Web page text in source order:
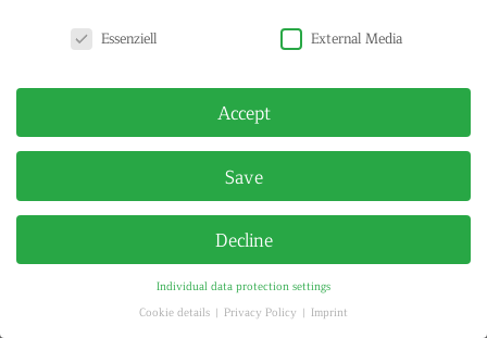
Essenziell
External Media
Accept
Save
Decline
Individual data protection settings
Cookie details
Privacy Policy Imprint